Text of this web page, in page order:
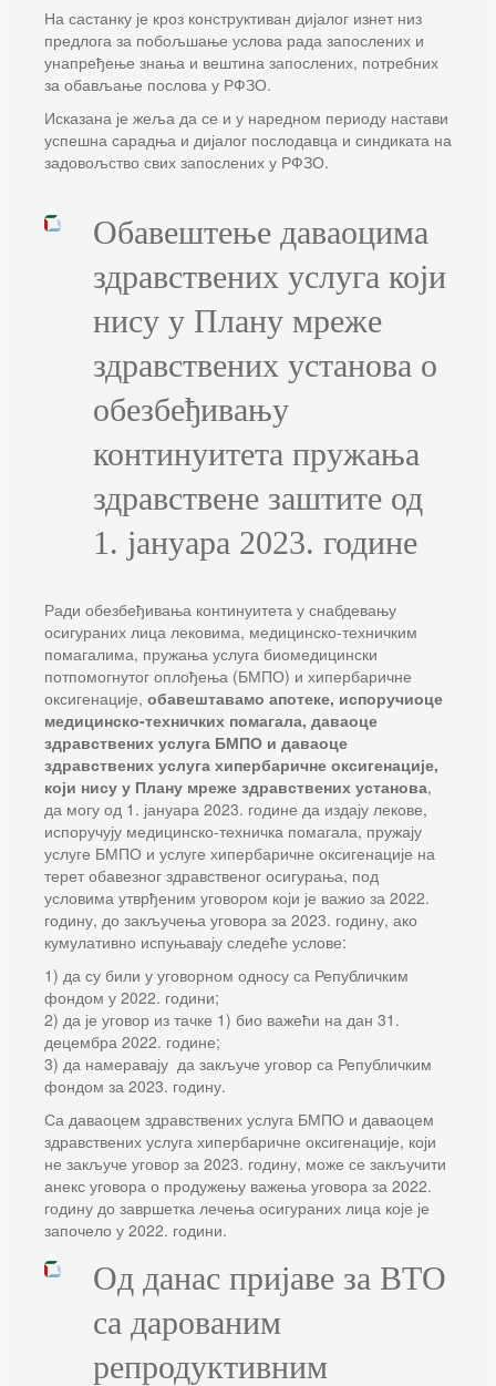
На састанку је кроз конструктиван дијалог изнет низ
предлога за побољшање услова рада запослених и
унапређење знања и вештина запослених, потребних
за обављање послова у РФЗО.
Исказана је жеља да се и у наредном периоду настави
успешна сарадња и дијалог послодавца и синдиката на
задовољство свих запослених у РФЗО.
Обавештење даваоцима
здравствених услуга који
нису у Плану мреже
здравствених установа о
обезбеђивању
континуитета пружања
здравствене заштите од
1. јануара 2023. године
Ради обезбеђивања континуитета у снабдевању
осигураних лица лековима, медицинско-техничким
помагалима, пружања услуга биомедицински
потпомогнутог оплођења (БМПО) и хипербаричне
оксигенације, обавештавамо апотеке, испоручиоце
медицинско-техничких помагала, даваоце
здравствених услуга БМПО и даваоце
здравствених услуга хипербаричне оксигенације,
који нису у Плану мреже здравствених установа,
да могу од 1. јануара 2023. године да издају лекове,
испоручују медицинско-техничка помагала, пружају
услуге БМПО и услуге хипербаричне оксигенације на
терет обавезног здравственог осигурања, под
условима утврђеним уговором који је важио за 2022.
годину, до закључења уговора за 2023. годину, ако
кумулативно испуњавају следеће услове:
1) да су били у уговорном односу са Републичким
фондом у 2022. години;
2) да је уговор из тачке 1) био важећи на дан 31.
децембра 2022. године;
3) да намеравају да закључе уговор са Републичким
фондом за 2023. годину.
Са даваоцем здравствених услуга БМПО и даваоцем
здравствених услуга хипербаричне оксигенације, који
не закључе уговор за 2023. годину, може се закључити
анекс уговора о продужењу важења уговора за 2022.
годину до завршетка лечења осигураних лица које је
започело у 2022. години.
Од данас пријаве за ВТО
са дарованим
репродуктивним